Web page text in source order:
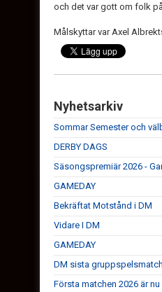
och det var gott om folk
Målskyttar var Axel
Nyhetsarkiv
Sommar Semester och
DERBY DAGS
Säsongspremiär 2026 -
GAMEDAY
Bekräftat Motstånd i DM
Vidare I DM
GAMEDAY
DM sista
Första matchen 2026 är